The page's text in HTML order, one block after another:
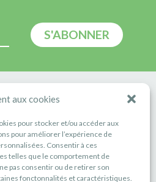
aux cookies
pour stocker et/ou accéder aux
pour améliorer l’expérience de
Consentir à ces
telles que le comportement de
pas consentir ou de retirer son
fonctonnalités et caractéristiques.